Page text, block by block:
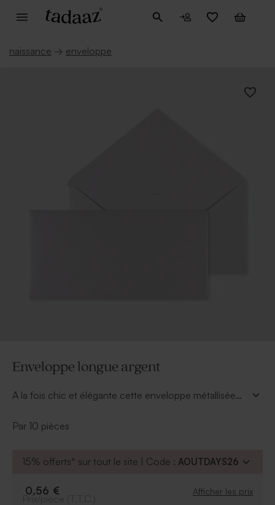
naissance → enveloppe
Enveloppe longue argent
A la fois chic et élégante cette enveloppe métallisée
Par 10 pièces
15% offerts* sur tout le site | Code : AOUTDAYS26
0,56 € Afficher les prix